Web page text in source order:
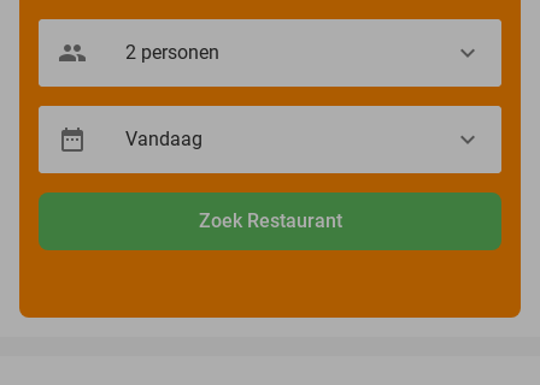
Zoek Restaurant